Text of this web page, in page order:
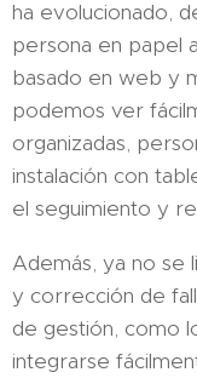
ha evolucionado,
persona en papel
basado en web y
podemos ver
organizadas,
instalación con
el seguimiento y
Además, ya no se
y corrección de
de gestión, como
integrarse